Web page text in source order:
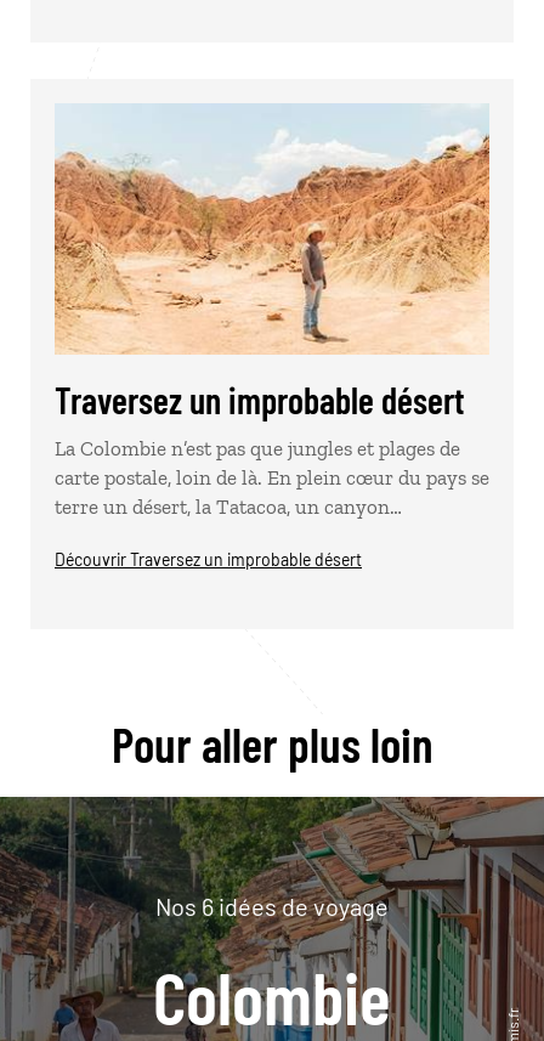
Traversez un improbable désert
La Colombie n’est pas que jungles et plages de
carte postale, loin de là. En plein cœur du pays se
terre un désert, la Tatacoa, un canyon…
Découvrir Traversez un improbable désert
Pour aller plus loin
Nos 6 idées de voyage
Colombie